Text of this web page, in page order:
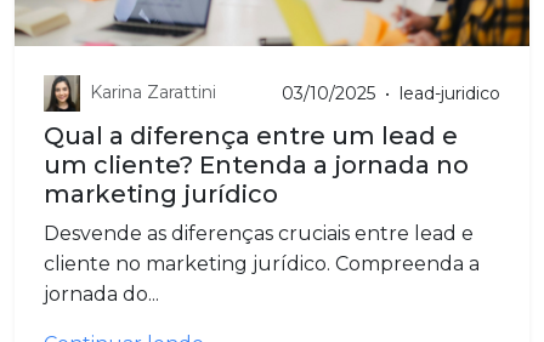
Karina Zarattini 03/10/2025 • lead-juridico
Qual a diferença entre um lead e
um cliente? Entenda a jornada no
marketing jurídico
Desvende as diferenças cruciais entre lead e
cliente no marketing jurídico. Compreenda a
jornada do...